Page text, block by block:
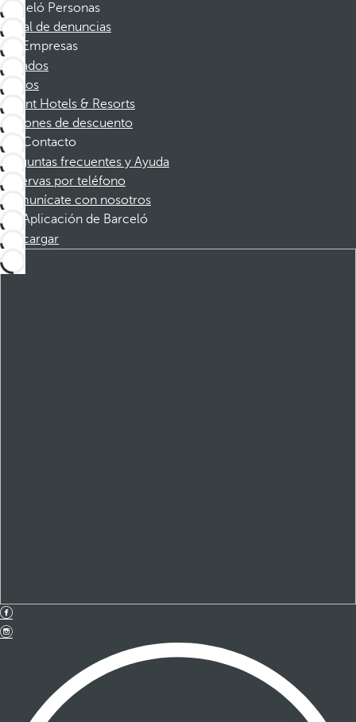
Barceló Personas
Canal de denuncias
Empresas
Afiliados
Socios
Dorint Hotels & Resorts
Cupones de descuento
Contacto
Preguntas frecuentes y Ayuda
Reservas por teléfono
Comunícate con nosotros
Aplicación de Barceló
Descargar